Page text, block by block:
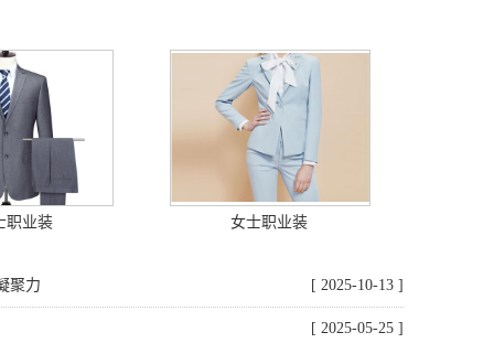
职业装 女士职业装
[ 2025-10-13 ]
聚力
[ 2025-05-25 ]